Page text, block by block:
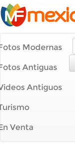
Modernas
Antiguas
Antiguos
Venta